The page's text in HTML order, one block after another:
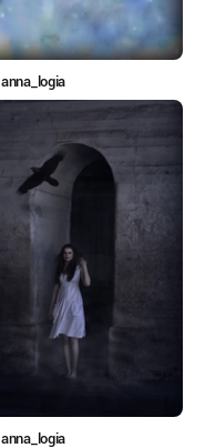
anna_logia
anna_logia